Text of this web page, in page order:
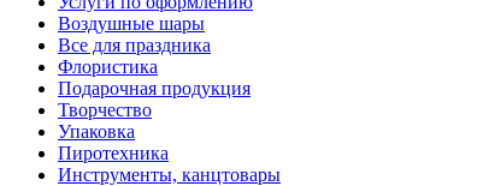
Воздушные шары
Все для праздника
Флористика
Подарочная продукция
Творчество
Упаковка
Пиротехника
Инструменты, канцтовары